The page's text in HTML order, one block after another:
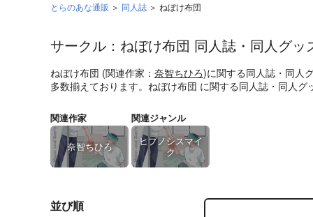
とらのあな通販 同人誌 ねぼけ布団
サークル：ねぼけ布団 同人誌・同人グッ
ねぼけ布団 (関連作家： 奈智ちひろ)に関する同人誌・同人
多数揃えております。ねぼけ布団 に関する同人誌・同人
関連作家
奈智ちひろ
関連ジャンル
ヒプノシスマイ
ク
並び順